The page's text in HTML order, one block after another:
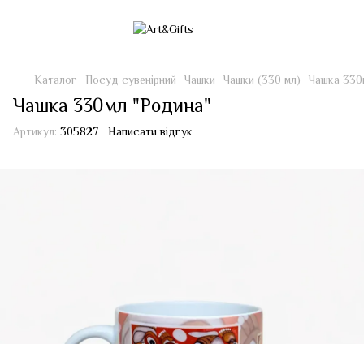
Каталог Посуд сувенірний Чашки Чашки (330 мл) Чашка
Чашка 330мл "Родина"
Артикул: 305827 Написати відгук